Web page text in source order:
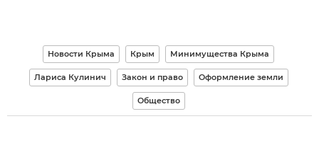
Новости Крыма Крым Минимущества Крыма
Лариса Кулинич Закон и право Оформление земли
Общество